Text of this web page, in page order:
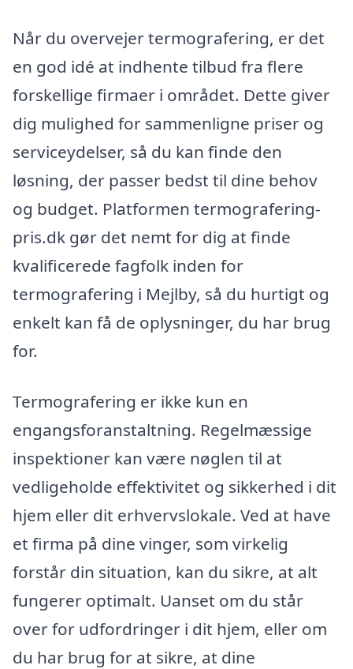
Når du overvejer termografering, er det
en god idé at indhente tilbud fra flere
forskellige firmaer i området. Dette giver
dig mulighed for sammenligne priser og
serviceydelser, så du kan finde den
løsning, der passer bedst til dine behov
og budget. Platformen termografering-
pris.dk gør det nemt for dig at finde
kvalificerede fagfolk inden for
termografering i Mejlby, så du hurtigt og
enkelt kan få de oplysninger, du har brug
for.
Termografering er ikke kun en
engangsforanstaltning. Regelmæssige
inspektioner kan være nøglen til at
vedligeholde effektivitet og sikkerhed i dit
hjem eller dit erhvervslokale. Ved at have
et firma på dine vinger, som virkelig
forstår din situation, kan du sikre, at alt
fungerer optimalt. Uanset om du står
over for udfordringer i dit hjem, eller om
du har brug for at sikre, at dine